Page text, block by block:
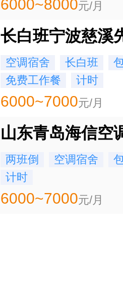
6000~8000元/月
长白班宁波慈溪
空调宿舍 长白班
免费工作餐
计时
6000~7000元/月
山东青岛海信空
两班倒 空调宿舍
计时
6000~7000元/月